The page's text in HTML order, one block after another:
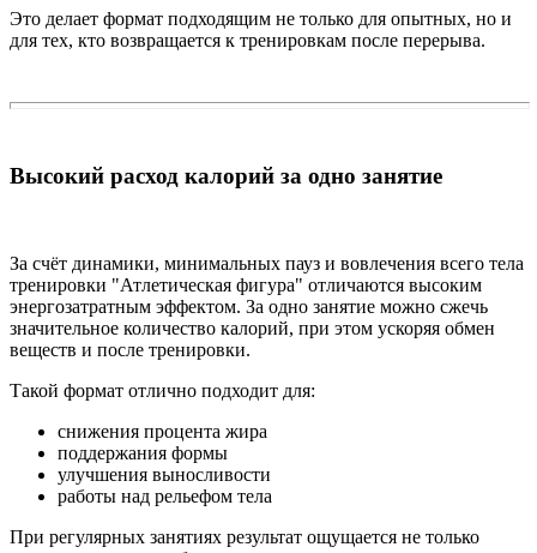
Это делает формат подходящим не только для опытных, но и
для тех, кто возвращается к тренировкам после перерыва.
Высокий расход калорий за одно занятие
За счёт динамики, минимальных пауз и вовлечения всего тела
тренировки "Атлетическая фигура" отличаются высоким
энергозатратным эффектом. За одно занятие можно сжечь
значительное количество калорий, при этом ускоряя обмен
веществ и после тренировки.
Такой формат отлично подходит для:
снижения процента жира
поддержания формы
улучшения выносливости
работы над рельефом тела
При регулярных занятиях результат ощущается не только